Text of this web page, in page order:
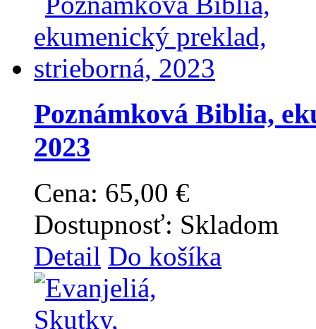
Poznámková Biblia,
2023
Cena: 65,00 €
Dostupnosť: Skladom
Detail Do košíka